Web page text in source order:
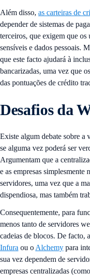
Além disso, as carteiras de
depender de sistemas de
terceiros, que exigem que
sensíveis e dados pessoais.
que este facto ajudará à
bancarizadas, uma vez que
das pontuações de crédito
Desafios da
Existe algum debate sobre a
se alguma vez poderá ser
Argumentam que a
e as empresas simplesmente
servidores, uma vez que a
dispendiosa, mas também
Consequentemente, para
menos tanto de servidores
cadeias de blocos. De facto,
Infura ou o Alchemy para
sua vez dependem de
empresas centralizadas